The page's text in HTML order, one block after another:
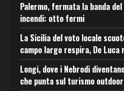
Palermo, fermata la banda
incendi: otto fermi
La Sicilia del voto locale
campo largo respira, De
Longi, dove i Nebrodi
che punta sul turismo outdoor